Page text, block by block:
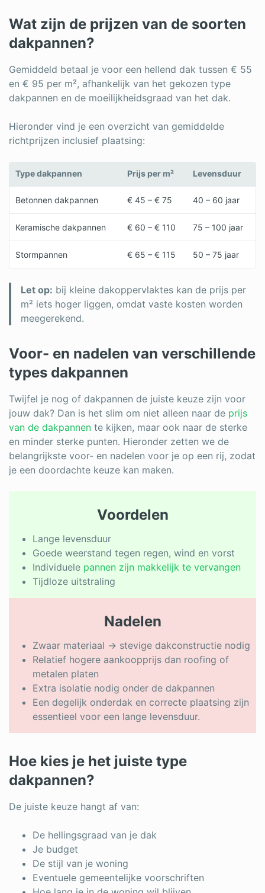
Wat zijn de prijzen van de soorten
dakpannen?
Gemiddeld betaal je voor een hellend dak tussen € 55
en € 95 per m², afhankelijk van het gekozen type
dakpannen en de moeilijkheidsgraad van het dak.
Hieronder vind je een overzicht van gemiddelde
richtprijzen inclusief plaatsing:
Type dakpannen Prijs per m² Levensduur
Betonnen dakpannen € 45 – € 75 40 – 60 jaar
Keramische dakpannen € 60 – € 110 75 – 100 jaar
Stormpannen € 65 – € 115 50 – 75 jaar
Let op: bij kleine dakoppervlaktes kan de prijs per
m² iets hoger liggen, omdat vaste kosten worden
meegerekend.
Voor- en nadelen van verschillende
types dakpannen
Twijfel je nog of dakpannen de juiste keuze zijn voor
jouw dak? Dan is het slim om niet alleen naar de prijs
van de dakpannen te kijken, maar ook naar de sterke
en minder sterke punten. Hieronder zetten we de
belangrijkste voor- en nadelen voor je op een rij, zodat
je een doordachte keuze kan maken.
Voordelen
Lange levensduur
Goede weerstand tegen regen, wind en vorst
Individuele pannen zijn makkelijk te vervangen
Tijdloze uitstraling
Nadelen
Zwaar materiaal → stevige dakconstructie nodig
Relatief hogere aankoopprijs dan roofing of
metalen platen
Extra isolatie nodig onder de dakpannen
Een degelijk onderdak en correcte plaatsing zijn
essentieel voor een lange levensduur.
Hoe kies je het juiste type
dakpannen?
De juiste keuze hangt af van:
De hellingsgraad van je dak
Je budget
De stijl van je woning
Eventuele gemeentelijke voorschriften